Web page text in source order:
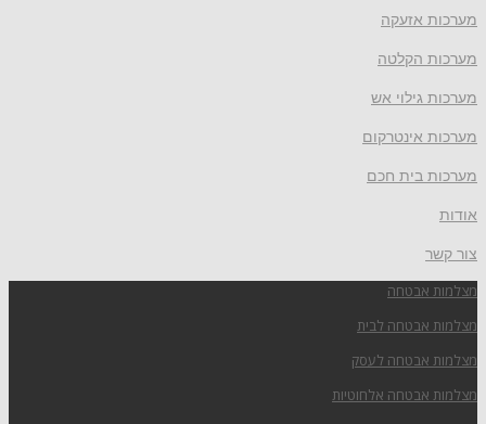
מערכות אזעקה
מערכות הקלטה
מערכות גילוי אש
מערכות אינטרקום
מערכות בית חכם
אודות
צור קשר
מצלמות אבטחה
מצלמות אבטחה לבית
מצלמות אבטחה לעסק
מצלמות אבטחה אלחוטיות